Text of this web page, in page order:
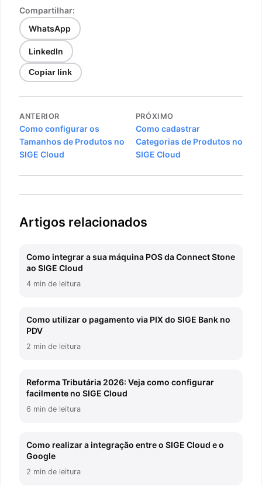
Compartilhar:
WhatsApp
LinkedIn
Copiar link
de
Post
ANTERIOR
Como configurar os
Tamanhos de Produtos no
SIGE Cloud
PRÓXIMO
Como cadastrar
Categorias de Produtos no
SIGE Cloud
Artigos relacionados
Como integrar a sua máquina POS da Connect Stone
ao SIGE Cloud
4 min de leitura
Como utilizar o pagamento via PIX do SIGE Bank no
PDV
2 min de leitura
Reforma Tributária 2026: Veja como configurar
facilmente no SIGE Cloud
6 min de leitura
Como realizar a integração entre o SIGE Cloud e o
Google
2 min de leitura